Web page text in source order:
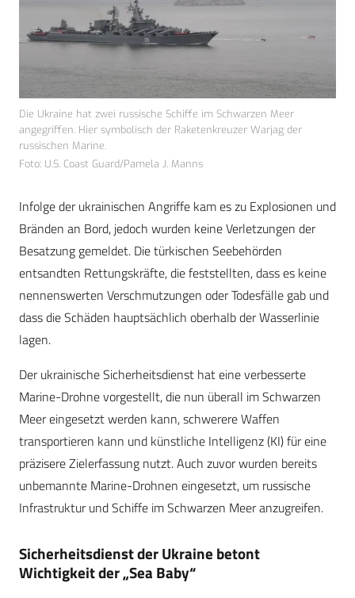
Die Ukraine hat zwei russische Schiffe im Schwarzen Meer
angegriffen. Hier symbolisch der Raketenkreuzer Warjag der
russischen Marine.
Foto: U.S. Coast Guard/Pamela J. Manns
Infolge der ukrainischen Angriffe kam es zu Explosionen und
Bränden an Bord, jedoch wurden keine Verletzungen der
Besatzung gemeldet. Die türkischen Seebehörden
entsandten Rettungskräfte, die feststellten, dass es keine
nennenswerten Verschmutzungen oder Todesfälle gab und
dass die Schäden hauptsächlich oberhalb der Wasserlinie
lagen.
Der ukrainische Sicherheitsdienst hat eine verbesserte
Marine-Drohne vorgestellt, die nun überall im Schwarzen
Meer eingesetzt werden kann, schwerere Waffen
transportieren kann und künstliche Intelligenz (KI) für eine
präzisere Zielerfassung nutzt. Auch zuvor wurden bereits
unbemannte Marine-Drohnen eingesetzt, um russische
Infrastruktur und Schiffe im Schwarzen Meer anzugreifen.
Sicherheitsdienst der Ukraine betont
Wichtigkeit der „Sea Baby“